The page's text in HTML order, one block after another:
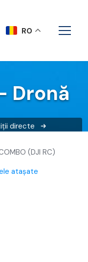
Dronă
directe
(DJI RC)
atașate
RO